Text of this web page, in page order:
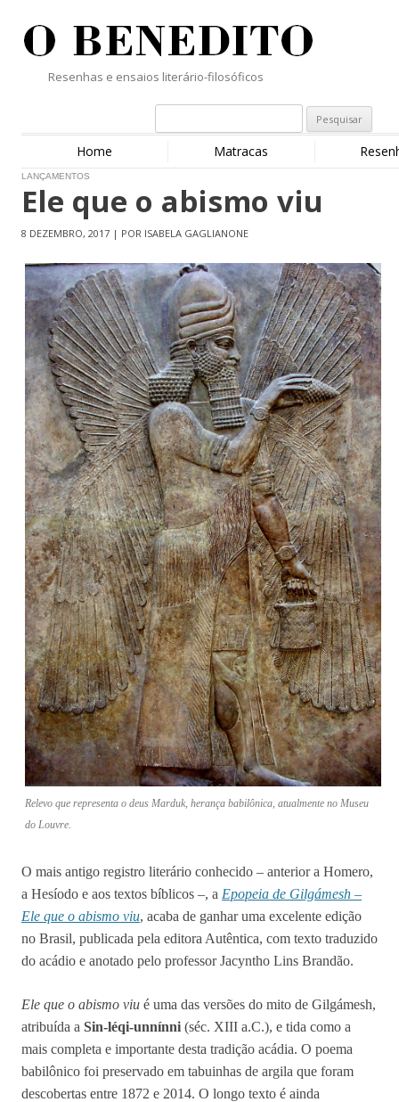
Resenhas e ensaios literário-filosóficos
Home Matracas
LANÇAMENTOS
Ele que o abismo viu
8 DEZEMBRO, 2017 | POR ISABELA GAGLIANONE
Relevo que representa o deus Marduk, herança babilônica, atualmente no Museu
do Louvre.
O mais antigo registro literário conhecido – anterior a Homero,
a Hesíodo e aos textos bíblicos –, a Epopeia de Gilgámesh –
Ele que o abismo viu, acaba de ganhar uma excelente edição
no Brasil, publicada pela editora Autêntica, com texto traduzido
do acádio e anotado pelo professor Jacyntho Lins Brandão.
Ele que o abismo viu é uma das versões do mito de Gilgámesh,
atribuída a Sin-léqi-unnínni (séc. XIII a.C.), e tida como a
mais completa e importante desta tradição acádia. O poema
babilônico foi preservado em tabuinhas de argila que foram
descobertas entre 1872 e 2014. O longo texto é ainda